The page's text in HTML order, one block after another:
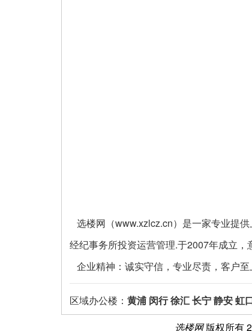
选楼网（www.xzlcz.cn）是一家专业提
经纪事务所投资运营管理.于2007年成立，
企业精神：诚实守信，专业尽责，客户至
区域办公楼： 黄浦 闵行徐汇长宁静安虹
选楼网版权所有